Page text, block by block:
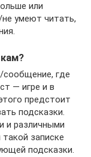
или
умеют читать,
сообщение, где
— игре и в
предстоит
подсказки.
и различными
записке
подсказки.